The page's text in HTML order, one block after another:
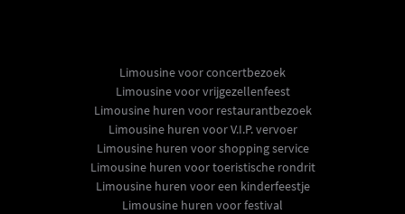
Limousine voor concertbezoek
Limousine voor vrijgezellenfeest
Limousine huren voor restaurantbezoek
Limousine huren voor V.I.P. vervoer
Limousine huren voor shopping service
Limousine huren voor toeristische rondrit
Limousine huren voor een kinderfeestje
Limousine huren voor festival